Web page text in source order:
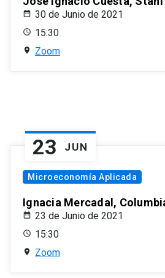
30 de Junio de 2021
15:30
Zoom
23 JUN
Microeconomía Aplicada
Ignacia Mercadal,
23 de Junio de 2021
15:30
Zoom